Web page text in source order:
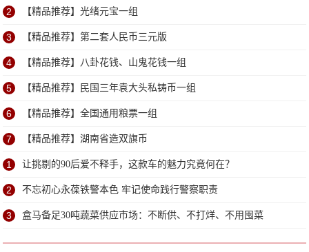
2 【精品推荐】光绪元宝一组
3 【精品推荐】第二套人民币三元版
4 【精品推荐】八卦花钱、山鬼花钱一组
5 【精品推荐】民国三年袁大头私铸币一组
6 【精品推荐】全国通用粮票一组
7 【精品推荐】湖南省造双旗币
1 让挑剔的90后爱不释手，这款车的魅力究竟何在？
2 不忘初心永葆铁警本色 牢记使命践行警察职责
3 盒马备足30吨蔬菜供应市场：不断供、不打烊、不用囤菜